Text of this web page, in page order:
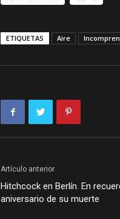
ETIQUETAS Aire
Artículo anterior
Hitchcock en Berlín. En
aniversario de su muerte